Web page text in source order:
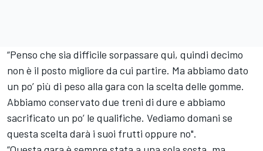
“Penso che sia difficile sorpassare qui, quindi decimo
non è il posto migliore da cui partire. Ma abbiamo dato
un po’ più di peso alla gara con la scelta delle gomme.
Abbiamo conservato due treni di dure e abbiamo
sacrificato un po’ le qualifiche. Vediamo domani se
questa scelta darà i suoi frutti oppure no".